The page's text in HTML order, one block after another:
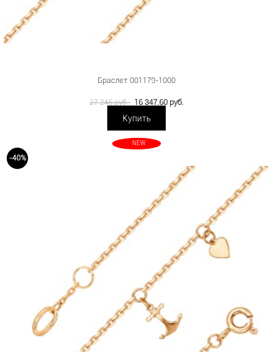
Браслет 001179-1000
27 246 руб. 16 347.60 руб.
Купить
-40%
NEW